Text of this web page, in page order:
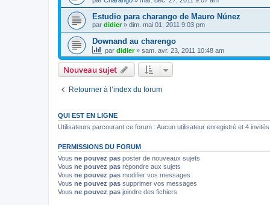
Estudio para charango de Mauro Núnez
par didier» dim. mai 01, 2011 9:03 pm
Downand au charengo
par didier» sam. avr. 23, 2011 10:48 am
Nouveau sujet
Retourner à l’index du forum
QUI EST EN LIGNE
Utilisateurs parcourant ce forum : Aucun utilisateur enregistré et 4 invités
PERMISSIONS DU FORUM
Vous ne pouvez pas poster de nouveaux sujets
Vous ne pouvez pas répondre aux sujets
Vous ne pouvez pas modifier vos messages
Vous ne pouvez pas supprimer vos messages
Vous ne pouvez pas joindre des fichiers